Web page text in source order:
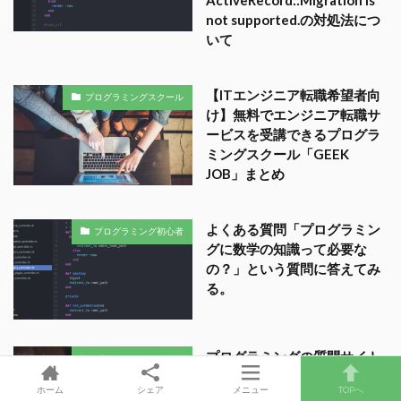
not supported.の対処法につ
いて
プログラミングスクール
【ITエンジニア転職希望者向
け】無料でエンジニア転職サ
ービスを受講できるプログラ
ミングスクール「GEEK
JOB」まとめ
プログラミング初心者
よくある質問「プログラミン
グに数学の知識って必要な
の？」という質問に答えてみ
る。
プログラミング初心者
プログラミングの質問サイト
まとめと回答率が高くなる質
問の仕方
ホーム シェア メニュー TOPへ